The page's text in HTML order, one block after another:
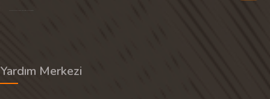
Yardım Merkezi